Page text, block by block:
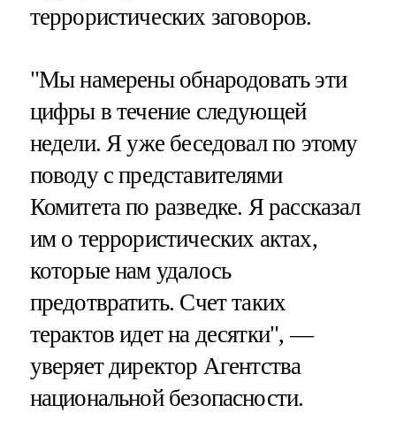
террористических заговоров.
"Мы намерены обнародовать эти
цифры в течение следующей
недели. Я уже беседовал по этому
поводу с представителями
Комитета по разведке. Я рассказал
им о террористических актах,
которые нам удалось
предотвратить. Счет таких
терактов идет на десятки", —
уверяет директор Агентства
национальной безопасности.